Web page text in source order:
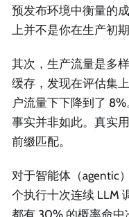
预发布环境中衡量的
上并不是你在生产初
其次，生产流量是多
缓存，发现在评估集
户流量下下降到了
事实并非如此。真实
前缀匹配。
对于智能体（agentic
个执行十次连续 LLM